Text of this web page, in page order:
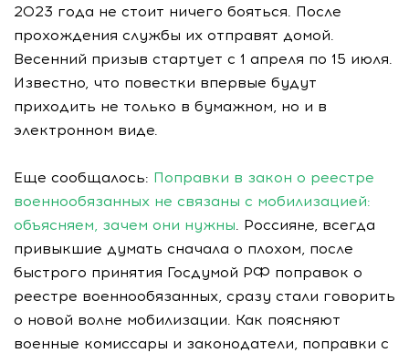
2023 года не стоит ничего бояться. После
прохождения службы их отправят домой.
Весенний призыв стартует с 1 апреля по 15 июля.
Известно, что повестки впервые будут
приходить не только в бумажном, но и в
электронном виде.
Еще сообщалось: Поправки в закон о реестре
военнообязанных не связаны с мобилизацией:
объясняем, зачем они нужны. Россияне, всегда
привыкшие думать сначала о плохом, после
быстрого принятия Госдумой РФ поправок о
реестре военнообязанных, сразу стали говорить
о новой волне мобилизации. Как поясняют
военные комиссары и законодатели, поправки с